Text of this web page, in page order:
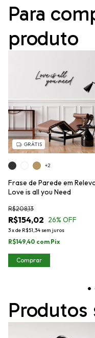
Para
produto
GRÁTIS
Frase de Parede em
Love is all you Need
R$154,02
R$208,13
26% OFF
3xde R$51,34 sem juros
R$149,40 com Pix
+2
Comprar
Produtos